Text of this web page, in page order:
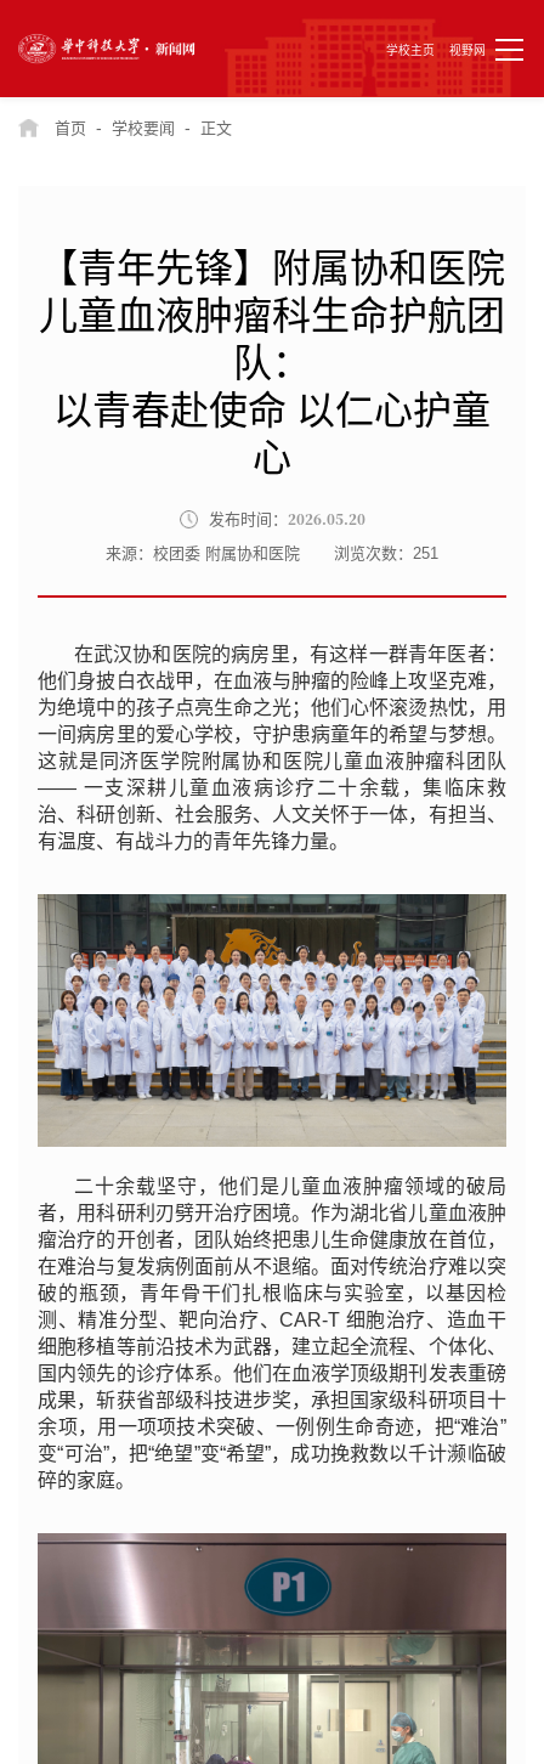
学校主页 视野网
首页 - 学校要闻 - 正文
【青年先锋】附属协和医院
儿童血液肿瘤科生命护航团
队：
以青春赴使命 以仁心护童
心
发布时间： 2026.05.20
来源：校团委 附属协和医院 浏览次数：251
在武汉协和医院的病房里，有这样一群青年医者：
他们身披白衣战甲，在血液与肿瘤的险峰上攻坚克难，
为绝境中的孩子点亮生命之光；他们心怀滚烫热忱，用
一间病房里的爱心学校，守护患病童年的希望与梦想。
这就是同济医学院附属协和医院儿童血液肿瘤科团队
—— 一支深耕儿童血液病诊疗二十余载，集临床救
治、科研创新、社会服务、人文关怀于一体，有担当、
有温度、有战斗力的青年先锋力量。
二十余载坚守，他们是儿童血液肿瘤领域的破局
者，用科研利刃劈开治疗困境。作为湖北省儿童血液肿
瘤治疗的开创者，团队始终把患儿生命健康放在首位，
在难治与复发病例面前从不退缩。面对传统治疗难以突
破的瓶颈，青年骨干们扎根临床与实验室，以基因检
测、精准分型、靶向治疗、CAR-T 细胞治疗、造血干
细胞移植等前沿技术为武器，建立起全流程、个体化、
国内领先的诊疗体系。他们在血液学顶级期刊发表重磅
成果，斩获省部级科技进步奖，承担国家级科研项目十
余项，用一项项技术突破、一例例生命奇迹，把“难治”
变“可治”，把“绝望”变“希望”，成功挽救数以千计濒临破
碎的家庭。